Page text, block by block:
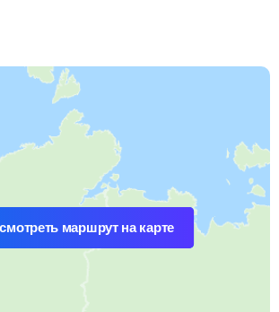
маршрут на карте